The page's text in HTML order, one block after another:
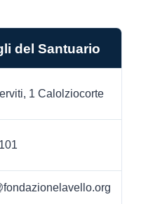
del Santuario
1 Calolziocorte